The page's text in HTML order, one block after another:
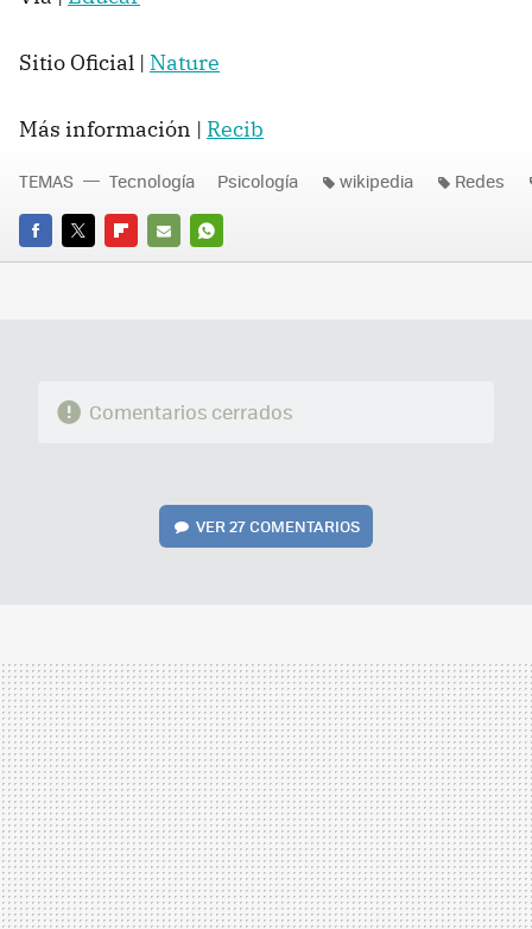
Sitio Oficial | Nature
Más información | Recib
FACEBOOK
TWITTERFLIPBOARD
E-
WHATSAPP
TEMAS Tecnología Psicología wikipedia Redes
Comentarios cerrados
VER27 COMENTARIOS